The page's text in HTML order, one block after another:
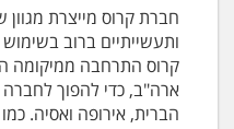
חברת קרוס מייצרת מגוון
ותעשייתיים ברוב
קרוס התרחבה ממיקומה
ארה"ב, כדי להפוך לחברה
הברית, אירופה ואסיה.